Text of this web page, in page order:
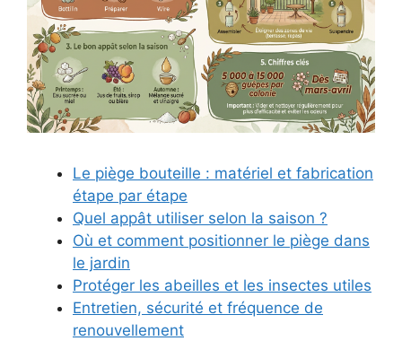
Le piège bouteille : matériel et fabrication
étape par étape
Quel appât utiliser selon la saison ?
Où et comment positionner le piège dans
le jardin
Protéger les abeilles et les insectes utiles
Entretien, sécurité et fréquence de
renouvellement